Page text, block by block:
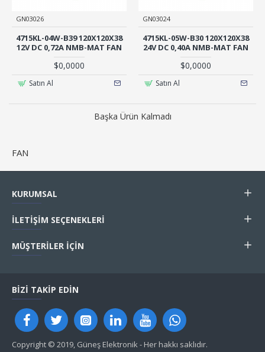
FAN
GN03026
4715KL-04W-B39 120X120X38
12V DC 0,72A NMB-MAT FAN
$0,0000
Satın Al
GN03024
4715KL-05W-B30 120X120X38
24V DC 0,40A NMB-MAT FAN
$0,0000
Satın Al
Başka Ürün Kalmadı
KURUMSAL
İLETIŞIM SEÇENEKLERI
MÜŞTERILER İÇIN
BIZI TAKIP EDIN
Copyright © 2019, Güneş Elektronik - Her hakkı saklıdır.